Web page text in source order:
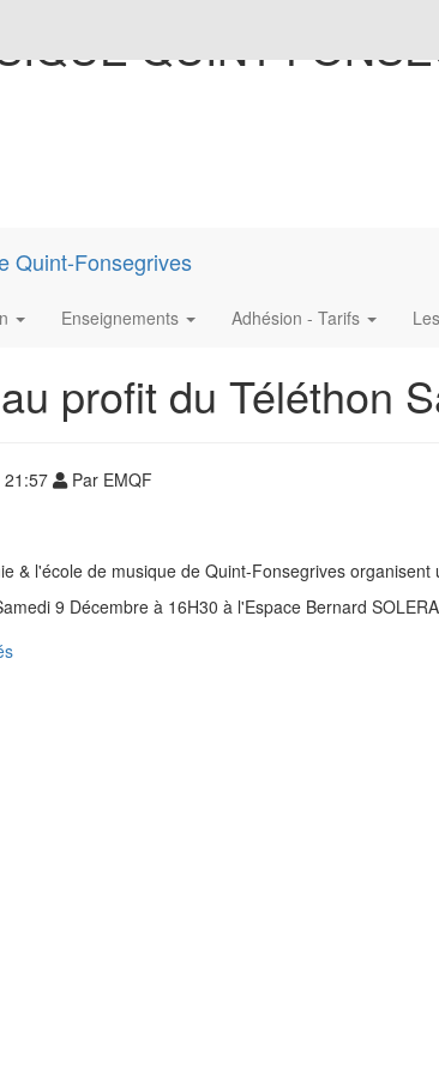
QUINT-
Enseignements Adhésion - Tarifs
profit du Téléthon
21:57 Par EMQF
& l'école de musique de Quint-Fonsegrives
9 Décembre à 16H30 à l'Espace Bernard SOLERA